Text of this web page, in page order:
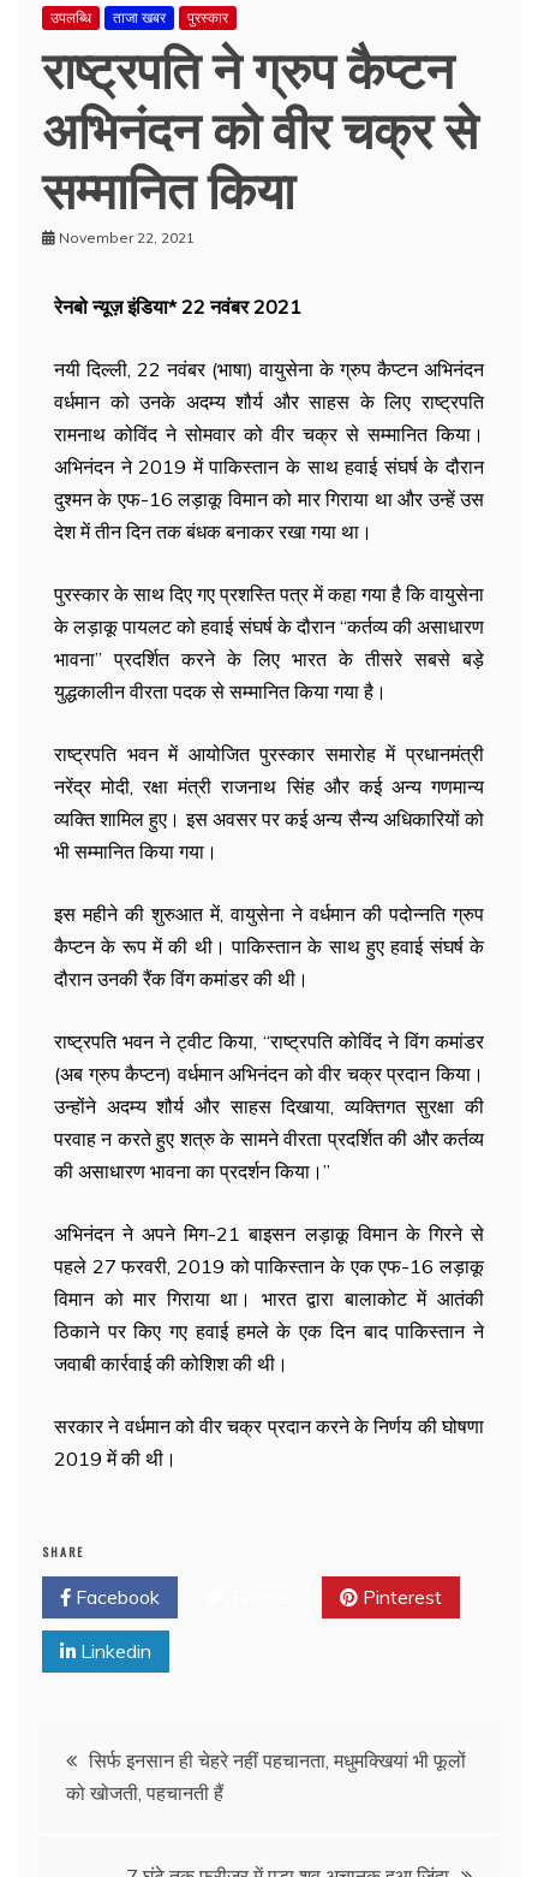
उपलब्धि ताजा खबर पुरस्कार
राष्ट्रपति ने ग्रुप कैप्टन
अभिनंदन को वीर चक्र से
सम्मानित किया
November 22, 2021
रेनबो न्यूज़ इंडिया* 22 नवंबर 2021
नयी दिल्ली, 22 नवंबर (भाषा) वायुसेना के ग्रुप कैप्टन अभिनंदन
वर्धमान को उनके अदम्य शौर्य और साहस के लिए राष्ट्रपति
रामनाथ कोविंद ने सोमवार को वीर चक्र से सम्मानित किया।
अभिनंदन ने 2019 में पाकिस्तान के साथ हवाई संघर्ष के दौरान
दुश्मन के एफ-16 लड़ाकू विमान को मार गिराया था और उन्हें उस
देश में तीन दिन तक बंधक बनाकर रखा गया था।
पुरस्कार के साथ दिए गए प्रशस्ति पत्र में कहा गया है कि वायुसेना
के लड़ाकू पायलट को हवाई संघर्ष के दौरान “कर्तव्य की असाधारण
भावना” प्रदर्शित करने के लिए भारत के तीसरे सबसे बड़े
युद्धकालीन वीरता पदक से सम्मानित किया गया है।
राष्ट्रपति भवन में आयोजित पुरस्कार समारोह में प्रधानमंत्री
नरेंद्र मोदी, रक्षा मंत्री राजनाथ सिंह और कई अन्य गणमान्य
व्यक्ति शामिल हुए। इस अवसर पर कई अन्य सैन्य अधिकारियों को
भी सम्मानित किया गया।
इस महीने की शुरुआत में, वायुसेना ने वर्धमान की पदोन्नति ग्रुप
कैप्टन के रूप में की थी। पाकिस्तान के साथ हुए हवाई संघर्ष के
दौरान उनकी रैंक विंग कमांडर की थी।
राष्ट्रपति भवन ने ट्वीट किया, “राष्ट्रपति कोविंद ने विंग कमांडर
(अब ग्रुप कैप्टन) वर्धमान अभिनंदन को वीर चक्र प्रदान किया।
उन्होंने अदम्य शौर्य और साहस दिखाया, व्यक्तिगत सुरक्षा की
परवाह न करते हुए शत्रु के सामने वीरता प्रदर्शित की और कर्तव्य
की असाधारण भावना का प्रदर्शन किया।”
अभिनंदन ने अपने मिग-21 बाइसन लड़ाकू विमान के गिरने से
पहले 27 फरवरी, 2019 को पाकिस्तान के एक एफ-16 लड़ाकू
विमान को मार गिराया था। भारत द्वारा बालाकोट में आतंकी
ठिकाने पर किए गए हवाई हमले के एक दिन बाद पाकिस्तान ने
जवाबी कार्रवाई की कोशिश की थी।
सरकार ने वर्धमान को वीर चक्र प्रदान करने के निर्णय की घोषणा
2019 में की थी।
SHARE
Facebook Pinterest
Linkedin
सिर्फ इनसान ही चेहरे नहीं पहचानता, मधुमक्खियां भी फूलों
को खोजती, पहचानती हैं